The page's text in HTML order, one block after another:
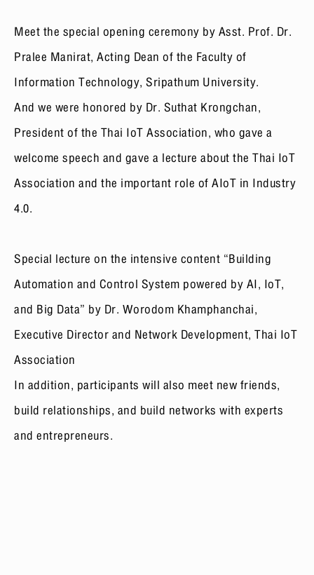
Meet the special opening ceremony by Asst. Prof. Dr.
Pralee Manirat, Acting Dean of the Faculty of
Information Technology, Sripathum University.
And we were honored by Dr. Suthat Krongchan,
President of the Thai IoT Association, who gave a
welcome speech and gave a lecture about the Thai IoT
Association and the important role of AIoT in Industry
4.0.
Special lecture on the intensive content “Building
Automation and Control System powered by AI, IoT,
and Big Data” by Dr. Worodom Khamphanchai,
Executive Director and Network Development, Thai IoT
Association
In addition, participants will also meet new friends,
build relationships, and build networks with experts
and entrepreneurs.